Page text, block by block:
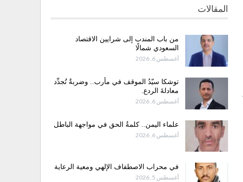
المقالات
من باب المندب إلى شرايين الاقتصاد
السعودي شمالًا
أغسطس 6, 2026
توشكا سيّدُ الموقف في مأرب.. وضربةٌ تُجدِّد
معادلةَ الردع.
أغسطس 6, 2026
علماء اليمن.. كلمةُ الحق في مواجهة الباطل
أغسطس 6, 2026
في محراب الاصطفاف الإلهي ومعية الرعاية
أغسطس 5, 2026